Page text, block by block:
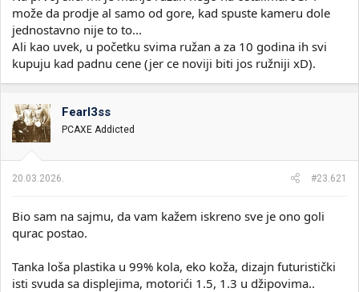
može da prodje al samo od gore, kad spuste kameru dole
jednostavno nije to to...
Ali kao uvek, u početku svima ružan a za 10 godina ih svi
kupuju kad padnu cene (jer ce noviji biti jos ružniji xD).
Fearl3ss
PCAXE Addicted
20.03.2026. #23.621
Bio sam na sajmu, da vam kažem iskreno sve je ono goli
qurac postao.
Tanka loša plastika u 99% kola, eko koža, dizajn futuristički
isti svuda sa displejima, motorići 1.5, 1.3 u džipovima..